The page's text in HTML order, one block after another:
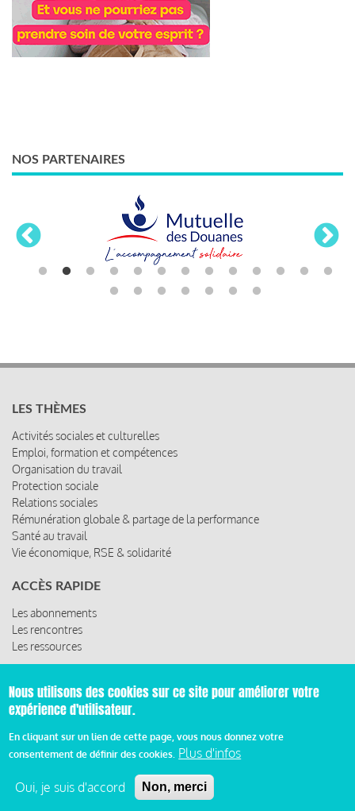
NOS PARTENAIRES
LES THÈMES
Activités sociales et culturelles
Emploi, formation et compétences
Organisation du travail
Protection sociale
Relations sociales
Rémunération globale & partage de la performance
Santé au travail
Vie économique, RSE & solidarité
ACCÈS RAPIDE
Les abonnements
Les rencontres
Les ressources
© 2019 Miroir Social - Réalisé par
de
Mentions légales et condition générale d’utilisation et
d’abonnement
Nous utilisons des cookies sur ce site pour améliorer votre
expérience d'utilisateur.
En cliquant sur un lien de cette page, vous nous donnez votre
consentement de définir des cookies. Plus d'infos
Oui, je suis d'accord Non, merci